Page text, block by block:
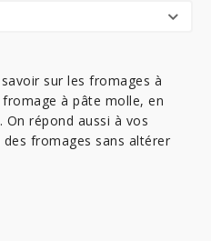
sur les fromages à
à pâte molle, en
répond aussi à vos
fromages sans altérer